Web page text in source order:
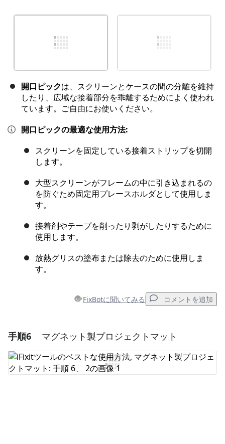
開口ピックは、スクリーンとケースの間の分離を維持
したり、広域な接着部分を乖離するためによく使われ
ています。ご自由にお使いください。
開口ピックの最適な使用方法:
スクリーンを固定している接着ストリップを切開
します。
大型スクリーンがフレームの中に引き込まれるの
を防ぐため固定用プレースホルダとして使用しま
す。
接着剤やテープを削ったり剥がしたりするために
使用します。
放熱グリスの塗布または除去のために使用しま
す。
FixBotに聞いてみる コメントを追加
コメントを追加
コメントを追加
手順6 マグネット製プロジェクトマット